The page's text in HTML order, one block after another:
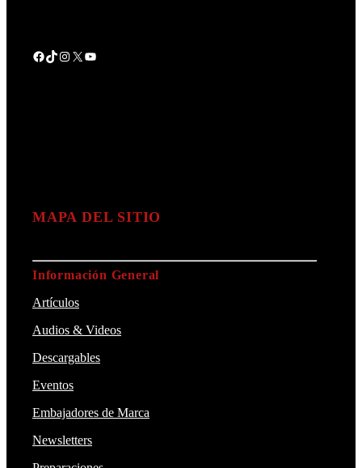
Facebook
TikTok
Instagram
X YouTube
MAPA DEL SITIO
Información General
Artículos
Audios & Videos
Descargables
Eventos
Embajadores de Marca
Newsletters